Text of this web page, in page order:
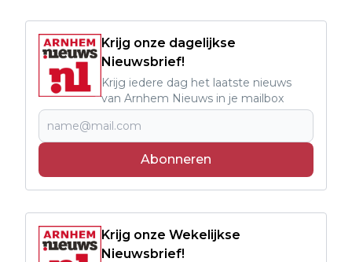
Krijg onze dagelijkse
Nieuwsbrief!
Krijg iedere dag het laatste nieuws
van Arnhem Nieuws in je mailbox
Abonneren
Krijg onze Wekelijkse
Nieuwsbrief!